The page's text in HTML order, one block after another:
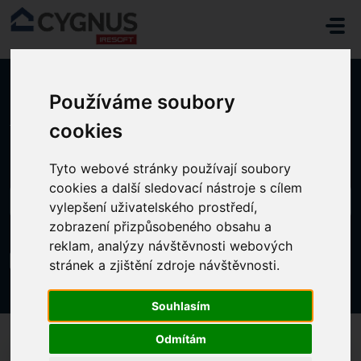
Používáme soubory
cookies
Tyto webové stránky používají soubory
cookies a další sledovací nástroje s cílem
vylepšení uživatelského prostředí,
zobrazení přizpůsobeného obsahu a
reklam, analýzy návštěvnosti webových
stránek a zjištění zdroje návštěvnosti.
Souhlasím
Odmítám
Přeskočit na hlavní obsah
JAK NASTAVIT ZÁHLAVÍ ZAŘÍZENÍ